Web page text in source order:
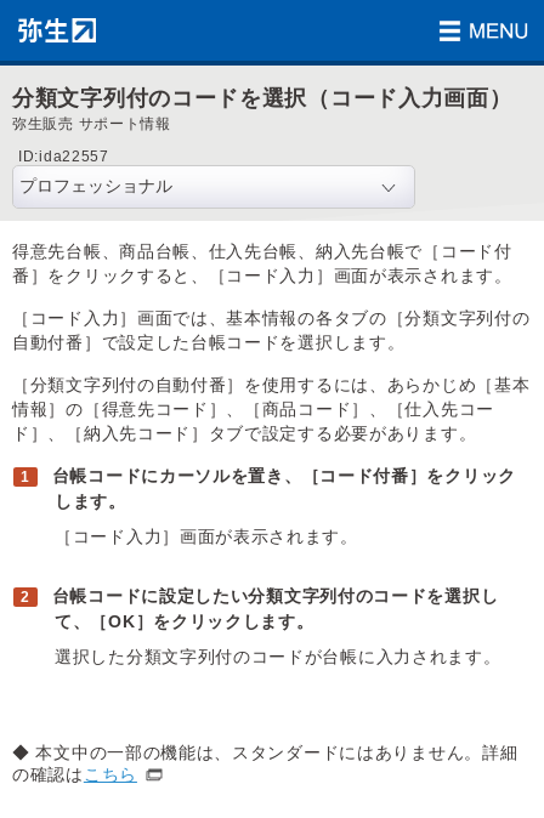
分類文字列付のコードを選択（コード入力画面）
弥生販売 サポート情報
ID:ida22557
得意先台帳、商品台帳、仕入先台帳、納入先台帳で［コード付
番］をクリックすると、［コード入力］画面が表示されます。
［コード入力］画面では、基本情報の各タブの［分類文字列付の
自動付番］で設定した台帳コードを選択します。
［分類文字列付の自動付番］を使用するには、あらかじめ［基本
情報］の［得意先コード］、［商品コード］、［仕入先コー
ド］、［納入先コード］タブで設定する必要があります。
台帳コードにカーソルを置き、［コード付番］をクリック
します。
［コード入力］画面が表示されます。
台帳コードに設定したい分類文字列付のコードを選択し
て、［OK］をクリックします。
選択した分類文字列付のコードが台帳に入力されます。
◆ 本文中の一部の機能は、スタンダードにはありません。詳細
の確認は こちら